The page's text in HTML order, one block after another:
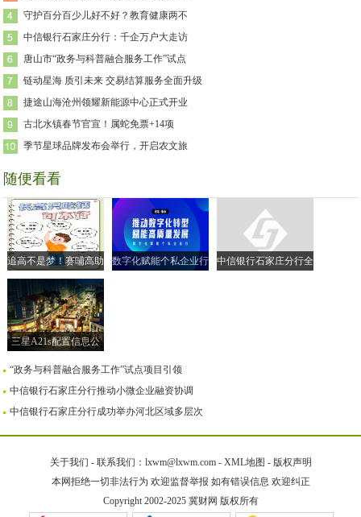
守护百分百少儿好不好？教育健康两不
中信银行石家庄分行：千企万户大走访
唐山市“政务与科普融合服务工作”试点
链动星海 质引未来 交易结算服务全面升级
捷途山海沧州领耀新能源中心正式开业
古北水镇春节官宣！属蛇免票+14项
季节星球品牌发布会举行，开启农文旅
随便看看
追高不是梦！赛哺高助
力实现孩子的“黄金身
高”
数字化赋能个私企业行
中信银行石家庄分行全
三星A21s配置信息公
“政务与科普融合服务工作”试点项目引领
中信银行石家庄分行推动小微企业融资协调
中信银行石家庄分行成功举办河北区域多层次
关于我们 - 联系我们：lxwm@lxwm.com - XML地图 - 版权声明
本网拒绝一切非法行为 欢迎监督举报 如有错误信息 欢迎纠正
Copyright 2002-2025 冀财网 版权所有